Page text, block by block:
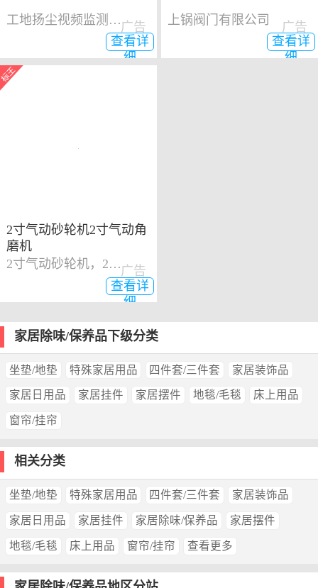
工地扬尘视频监测系统
查看详
细
广告
上锅阀门有限公司
查看详
细
广告
2寸气动砂轮机2寸气动角
磨机
2寸气动砂轮机，2寸气动角磨机
查看详
细
广告
家居除味/保养品下级分类
坐垫/地垫 特殊家居用品 四件套/三件套 家居装饰品
家居日用品 家居挂件 家居摆件 地毯/毛毯 床上用品
窗帘/挂帘
相关分类
坐垫/地垫 特殊家居用品 四件套/三件套 家居装饰品
家居日用品 家居挂件 家居除味/保养品 家居摆件
地毯/毛毯 床上用品 窗帘/挂帘 查看更多